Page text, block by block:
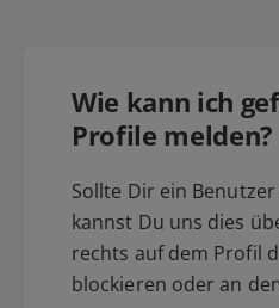
Wie kann ich
Profile melden?
Sollte Dir ein
kannst Du uns dies
rechts auf dem Profil
blockieren oder an